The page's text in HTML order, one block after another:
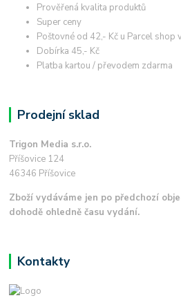
Prověřená kvalita produktů
Super ceny
Poštovné od 42,- Kč u Parcel shop
Dobírka 45,- Kč
Platba kartou / převodem zdarma
Prodejní sklad
Trigon Media s.r.o.
Příšovice 124
46346 Příšovice
Zboží vydáváme jen po předchozí
dohodě ohledně času vydání.
Kontakty